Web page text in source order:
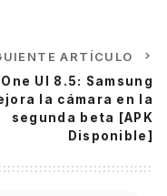
ARTÍCULO
One UI 8.5: Samsung
la cámara en la
segunda beta [APK
Disponible]